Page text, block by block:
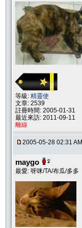
等級: 精靈使
文章: 2539
註冊時間: 2005-01-31
最近來訪: 2011-09-11
離線
2005-05-28 02:31 AM
maygo
最愛: 呀咪/TA/布瓜/多多